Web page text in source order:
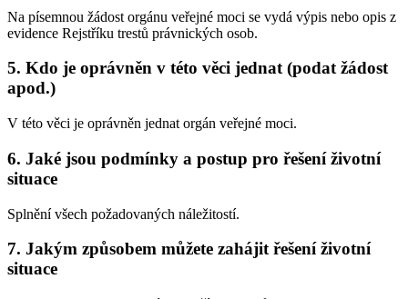
Na písemnou žádost orgánu veřejné moci se vydá výpis nebo opis z
evidence Rejstříku trestů právnických osob.
5. Kdo je oprávněn v této věci jednat (podat žádost
apod.)
V této věci je oprávněn jednat orgán veřejné moci.
6. Jaké jsou podmínky a postup pro řešení životní
situace
Splnění všech požadovaných náležitostí.
7. Jakým způsobem můžete zahájit řešení životní
situace